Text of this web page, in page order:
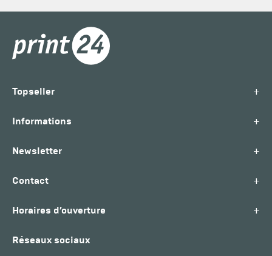
Topseller +
Informations +
Newsletter +
Contact +
Horaires d’ouverture +
Réseaux sociaux